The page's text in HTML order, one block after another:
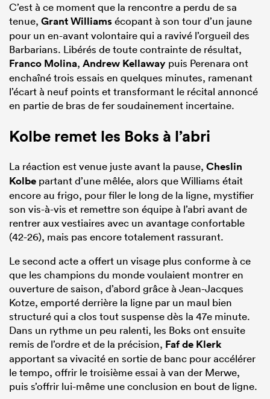
C’est à ce moment que la rencontre a perdu de sa
tenue, Grant Williamsécopant à son tour d’un jaune
pour un en-avant volontaire qui a ravivé l’orgueil des
Barbarians. Libérés de toute contrainte de résultat,
Franco Molina, Andrew Kellaway puis Perenara ont
enchaîné trois essais en quelques minutes, ramenant
l’écart à neuf points et transformant le récital annoncé
en partie de bras de fer soudainement incertaine.
Kolbe remet les Boks à l’abri
La réaction est venue juste avant la pause, Cheslin
Kolbe partant d’une mêlée, alors que Williams était
encore au frigo, pour filer le long de la ligne, mystifier
son vis-à-vis et remettre son équipe à l’abri avant de
rentrer aux vestiaires avec un avantage confortable
(42-26), mais pas encore totalement rassurant.
Le second acte a offert un visage plus conforme à ce
que les champions du monde voulaient montrer en
ouverture de saison, d’abord grâce à Jean-Jacques
Kotze, emporté derrière la ligne par un maul bien
structuré qui a clos tout suspense dès la 47e minute.
Dans un rythme un peu ralenti, les Boks ont ensuite
remis de l’ordre et de la précision, Faf de Klerk
apportant sa vivacité en sortie de banc pour accélérer
le tempo, offrir le troisième essai à van der Merwe,
puis s’offrir lui-même une conclusion en bout de ligne.